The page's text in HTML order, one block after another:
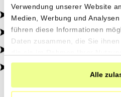
Verwendung unserer Website
Medien, Werbung und
führen diese Informationen
Daten zusammen, die Sie
haben.
Alle
Pestizidfrei angebaut,
Natürliche Zutaten,
Von kleinen Höfen, direkt
100% transparent, 0%